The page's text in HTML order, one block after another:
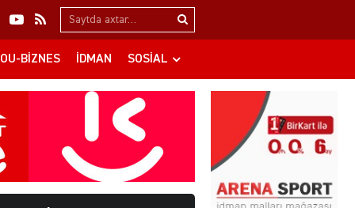
Search…
BIZNES İDMAN SOSIAL